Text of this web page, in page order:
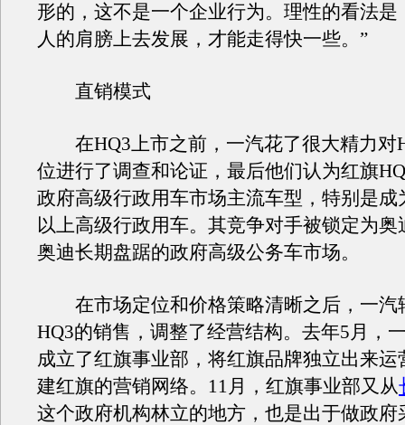
形的，这不是一个企业行为。理性的看法是
人的肩膀上去发展，才能走得快一些。”
直销模式
在HQ3上市之前，一汽花了很大精力对
位进行了调查和论证，最后他们认为红旗
政府高级行政用车市场主流车型，特别是成
以上高级行政用车。其竞争对手被锁定为奥
奥迪长期盘踞的政府高级公务车市场。
在市场定位和价格策略清晰之后，一汽
HQ3的销售，调整了经营结构。去年5月，
成立了红旗事业部，将红旗品牌独立出来运
建红旗的营销网络。11月，红旗事业部又从
这个政府机构林立的地方，也是出于做政府